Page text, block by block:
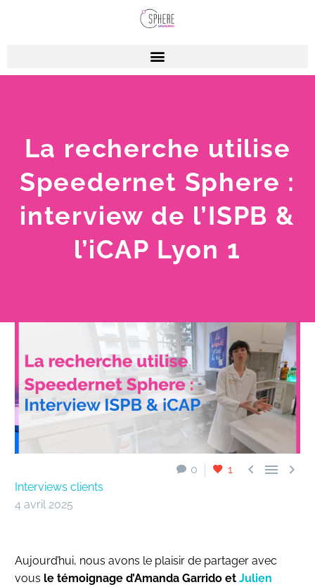
La recherche utilise
Speedernet Sphere :
interview de l’ISPB &
l’iCAP Lyon 1
0 1   
Interviews clients
4 avril 2025
Aujourd’hui, nous avons le plaisir de partager avec
vous le témoignage d’Amanda Garrido et Julien